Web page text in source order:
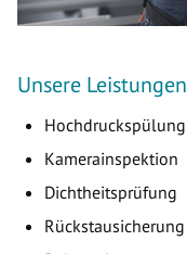
Unsere Leistungen
Hochdruckspülung
Kamerainspektion
Dichtheitsprüfung
Rückstausicherung